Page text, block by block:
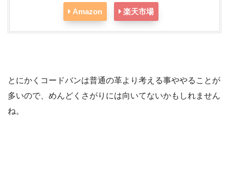
Amazon 楽天市場
とにかくコードバンは普通の革より考える事ややることが
多いので、めんどくさがりには向いてないかもしれません
ね。